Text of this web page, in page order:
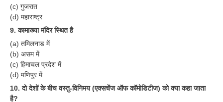
(c) गुजरात
(d) महाराष्ट्र
9. कामाख्या मंदिर स्थित है
(a) तमिलनाड में
(b) असम में
(c) हिमाचल प्रदेश में
(d) मणिपुर में
10. दो देशों के बीच वस्तु-विनिमय (एक्सचेंज ऑफ कॉमोडिटीज) को क्या कहा जाता
है?